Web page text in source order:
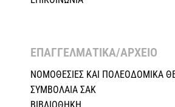
ΕΠΑΓΓΕΛΜΑΤΙΚΑ/ΑΡΧΕΙΟ ​
ΝΟΜΟΘΕΣΙΕΣ KAI ΠΟΛΕΟΔΟΜΙΚΑ
ΣΥΜΒΟΛΑΙΑ ΣΑΚ